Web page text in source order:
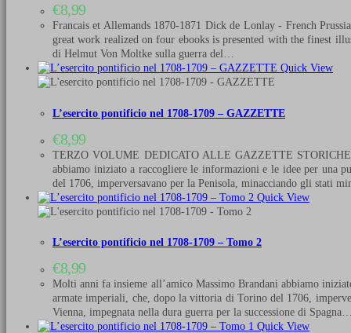
€8,99
Francais et Allemands 1870-1871 Dick de Lonlay - French
great work realized on four ebooks is presented with the finest
di Helmut Von Moltke sulla guerra del…
Quick View
L’esercito pontificio nel 1708-1709 – GAZZETTE
€8,99
TERZO VOLUME DEDICATO ALLE GAZZETTE
abbiamo iniziato a raccogliere le informazioni e le idee per una
del 1706, imperversavano per la Penisola, minacciando gli
Quick View
L’esercito pontificio nel 1708-1709 – Tomo 2
€8,99
Molti anni fa insieme all’amico Massimo Brandani abbiamo
armate imperiali, che, dopo la vittoria di Torino del 1706,
Vienna, impegnata nella dura guerra per la successione di
Quick View